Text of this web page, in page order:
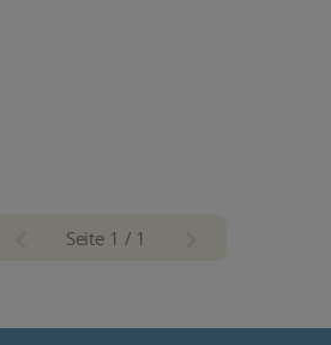
Seite 1 / 1